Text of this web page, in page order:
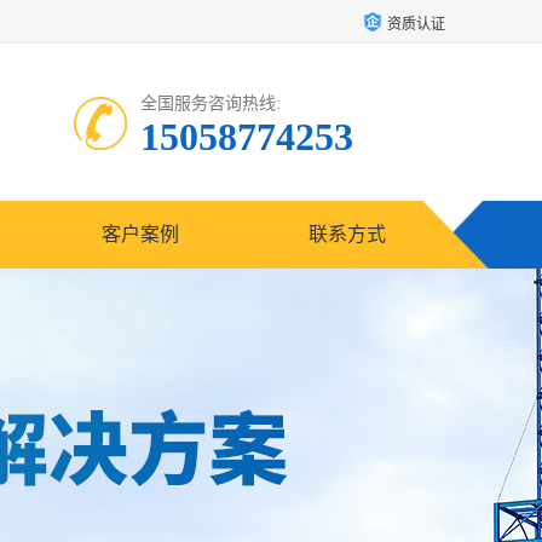
资质认证
全国服务咨询热线:
15058774253
客户案例 联系方式